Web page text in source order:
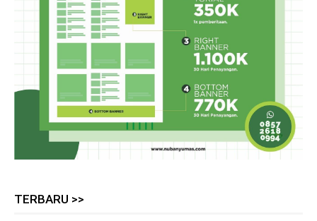
TERBARU >>